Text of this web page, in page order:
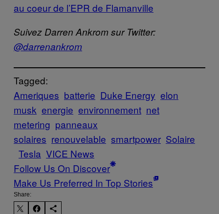
au coeur de l’EPR de Flamanville
Suivez Darren Ankrom sur Twitter:
@darrenankrom
Tagged:
Ameriques batterie Duke Energy elon
musk energie environnement net
metering panneaux
solaires renouvelable smartpower Solaire
Tesla VICE News
Follow Us On Discover
Make Us Preferred In Top Stories
Share: